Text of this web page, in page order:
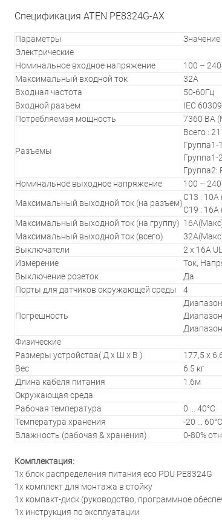
Спецификация ATEN PE8324G-AX
Параметры
Значение
Электрические
Номинальное входное напряжение
100 –
Максимальный входной ток
32A
Входная частота
50-60Гц
Входной разъем
IEC
Потребляемая мощность
7360 ВА
Разъемы
Всего :
Группа1-
Группа1-
Группа2:
Номинальное выходное напряжение
100 –
Максимальный выходной ток (на разъем)
C13 :
C19 :
Максимальный выходной ток (на группу)
Максимальный выходной ток (всего)
Выключатели
2 x 16A
Измерение
Ток,
Выключение розеток
Да
Порты для датчиков окружающей среды
4
Погрешность
Физические
Размеры устройства( Д x Ш x В )
177,5 x
Вес
6.5 кг
Длина кабеля питания
1.6м
Окружающая среда
Рабочая температура
0 ... 40°C
Температура хранения
-20 ... 60°C
Влажность (рабочая & хранения)
0-80%
Комплектация:
1x блок распределения питания eco PDU PE8324G
1х комплект для монтажа в стойку
1х компакт-диск (руководство, программное
1х инструкция по эксплуатации